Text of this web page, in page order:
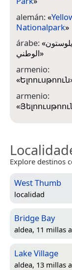
alemán:«
Nationalpark»
árabe:«
الوطني»
armenio:
«Ելոուսթոուն
armenio:
«
Explore destinos
West Thumb
localidad
Bridge Bay
aldea, 11 millas
Lake Village
aldea, 13 millas